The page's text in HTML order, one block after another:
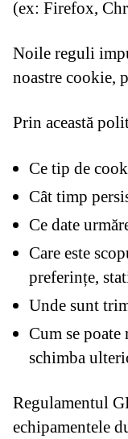
(ex: Firefox,
Noile reguli
noastre cookie,
Prin această
Ce tip de
Cât timp
Ce date
Care este
preferințe,
Unde sunt
Cum se
schimba
Regulamentul
echipamentele